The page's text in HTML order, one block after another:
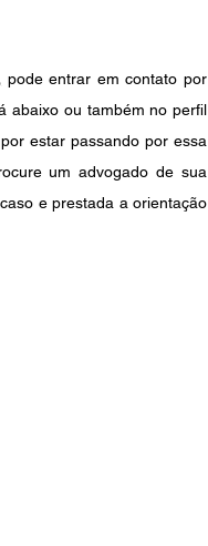
pode entrar em contato por
abaixo ou também no perfil
estar passando por essa
um advogado de sua
e prestada a orientação